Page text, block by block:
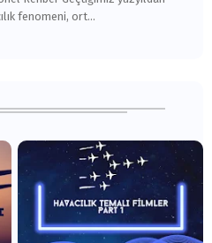
fenomeni, ort…